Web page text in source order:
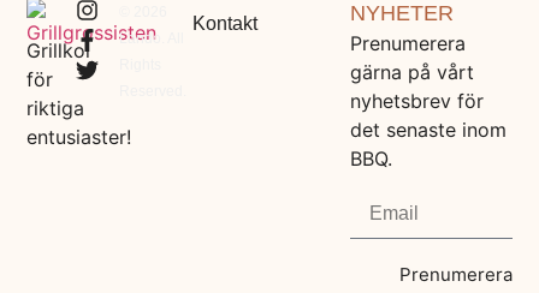
Grillkol
för
riktiga
entusiaster!
Lando. All
Kontakt
NYHETER
Prenumerera
gärna på vårt
nyhetsbrev för
det senaste inom
BBQ.
Prenumerera